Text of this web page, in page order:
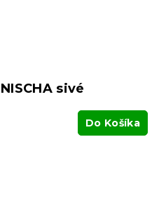
sivé
Do Košíka